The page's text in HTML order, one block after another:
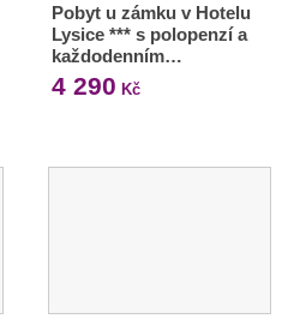
Pobyt u zámku v Hotelu
Lysice *** s polopenzí a
každodenním…
4 290 Kč